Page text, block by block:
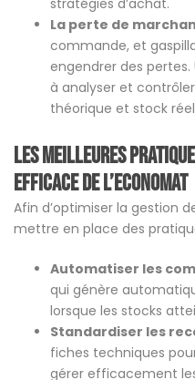
La perte de
commande, et
engendrer des
à analyser et
théorique et stock
Les meilleures
efficace de l’economat
Afin d’optimiser la gestion
mettre en place des
Automatiser les
qui génère
lorsque les stocks
Standardiser les
fiches techniques
gérer efficacement